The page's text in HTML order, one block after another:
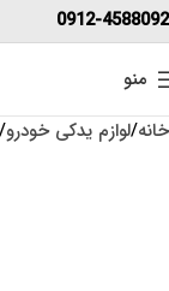
0912-4588092
منو
خانه لوازم یدکی خودرو